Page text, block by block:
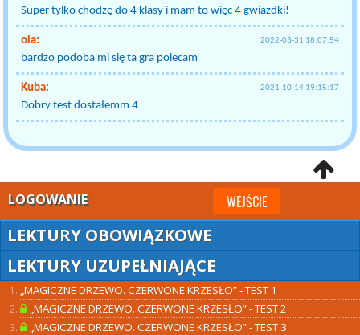
Super tylko chodzę do 4 klasy i mam to więc 4 gwiazdki!
ola: 2022-03-31 18:07:54
bardzo podoba mi się ta gra polecam
Kuba: 2021-10-14 19:15:17
Dobry test dostałemm 4
LOGOWANIE WEJŚCIE
LEKTURY OBOWIĄZKOWE
LEKTURY UZUPEŁNIAJĄCE
„MAGICZNE DRZEWO. CZERWONE KRZESŁO” - TEST 1
„MAGICZNE DRZEWO. CZERWONE KRZESŁO” - TEST 2
„MAGICZNE DRZEWO. CZERWONE KRZESŁO” - TEST 3